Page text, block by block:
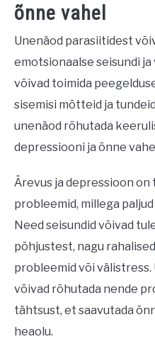
õnne vahel
Unenäod parasiitidest
emotsionaalse seisundi ja
võivad toimida
sisemisi mõtteid ja
unenäod rõhutada
depressiooni ja õnne
Ärevus ja depressioon
probleemid, millega
Need seisundid võivad
põhjustest, nagu
probleemid või
võivad rõhutada nende
tähtsust, et saavutada
heaolu.